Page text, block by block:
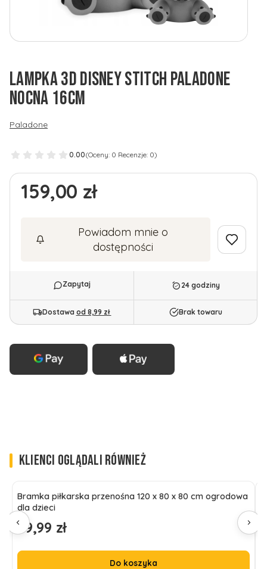
LAMPKA 3D DISNEY STITCH PALADONE
NOCNA 16CM
Paladone
0.00(Oceny: 0 Recenzje: 0)
Cena
159,00 zł
Powiadom mnie o
dostępności
24 godziny
Dostawa od 8,99 zł Brak towaru
KLIENCI OGLĄDALI RÓWNIEŻ
Bramka piłkarska przenośna 120 x 80 x 80 cm ogrodowa
dla dzieci
Cena
79,99 zł
Do koszyka